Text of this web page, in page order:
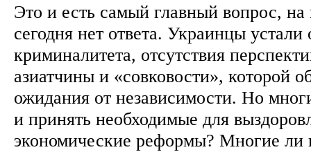
Это и есть самый главный вопрос, на
сегодня нет ответа. Украинцы устали
криминалитета, отсутствия
азиатчины и «совковости», которой
ожидания от независимости. Но
и принять необходимые для
экономические реформы? Многие ли